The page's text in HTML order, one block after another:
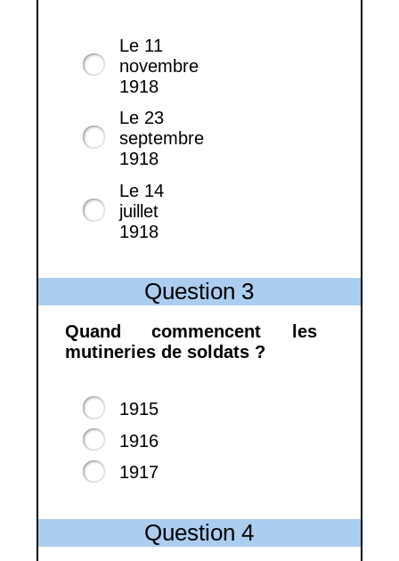
Le 11
novembre
1918
Le 23
septembre
1918
Le 14
juillet
1918
Question 3
Quand commencent les
mutineries de soldats ?
1915
1916
1917
Question 4